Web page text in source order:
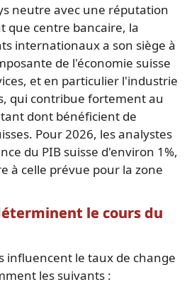
neutre avec une réputation
que centre bancaire, la
internationaux a son siège à
de l'économie suisse
et en particulier l'industrie
qui contribue fortement au
dont bénéficient de
Pour 2026, les analystes
du PIB suisse d'environ 1%,
à celle prévue pour la zone
le cours du
influencent le taux de change
les suivants :